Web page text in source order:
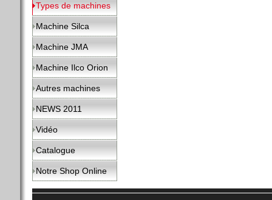
Types de machines
Machine Silca
Machine JMA
Machine Ilco Orion
Autres machines
NEWS 2011
Vidéo
Catalogue
Notre Shop Online